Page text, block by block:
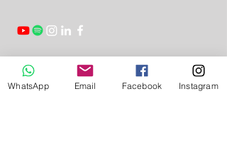
Mándanos un mensaje
WhatsApp Email Facebook Instagram